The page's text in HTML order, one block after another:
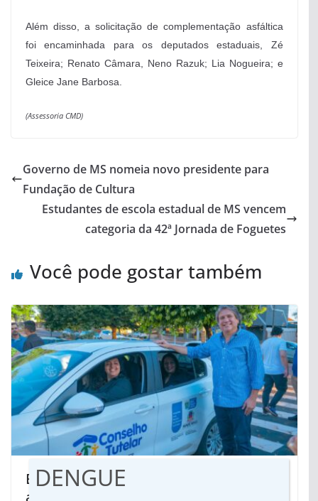
Além disso, a solicitação de complementação asfáltica
foi encaminhada para os deputados estaduais, Zé
Teixeira; Renato Câmara, Neno Razuk; Lia Nogueira; e
Gleice Jane Barbosa.
(Assessoria CMD)
Governo de MS nomeia novo presidente para
Fundação de Cultura
Estudantes de escola estadual de MS vencem
categoria da 42ª Jornada de Foguetes
Você pode gostar também
Emendas de Caravina levam recursos
a mais de 50 municípios de Mato
DENGUE